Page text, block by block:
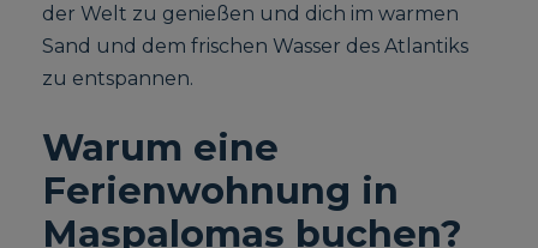
der Welt zu genießen und dich im warmen
Sand und dem frischen Wasser des Atlantiks
zu entspannen.
Warum eine
Ferienwohnung in
Maspalomas buchen?